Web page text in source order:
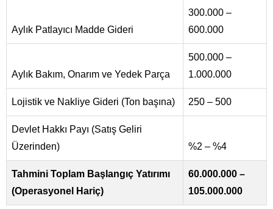
Aylık Patlayıcı Madde Gideri
300.000 –
600.000
Aylık Bakım, Onarım ve Yedek Parça
500.000 –
1.000.000
Lojistik ve Nakliye Gideri (Ton başına) 250 – 500
Devlet Hakkı Payı (Satış Geliri
Üzerinden)
%2 – %4
Tahmini Toplam Başlangıç Yatırımı
(Operasyonel Hariç)
60.000.000 –
105.000.000